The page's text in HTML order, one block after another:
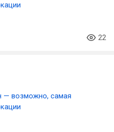
22
— возможно, самая